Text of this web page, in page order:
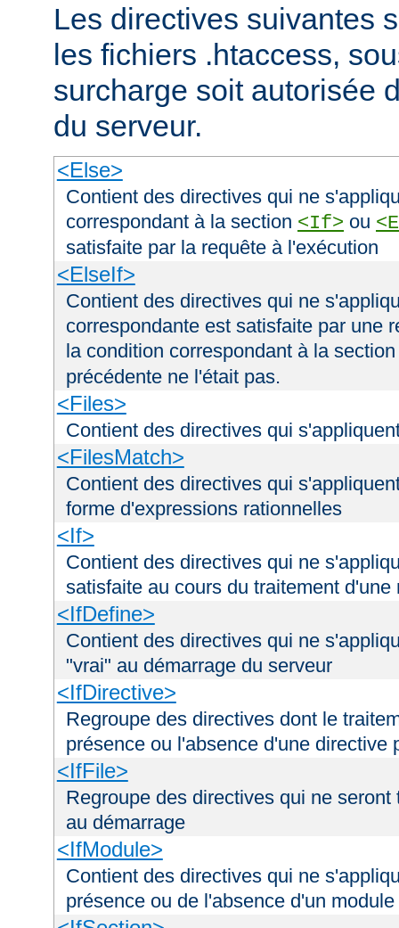
Les directives suivantes
les fichiers .htaccess,
surcharge soit autorisée
du serveur.
<Else>
Contient des directives qui ne
correspondant à la section <If> ou
satisfaite par la requête à l'exécution
<ElseIf>
Contient des directives qui ne
correspondante est satisfaite par une
la condition correspondant à la
précédente ne l'était pas.
<Files>
Contient des directives qui
<FilesMatch>
Contient des directives qui
forme d'expressions rationnelles
<If>
Contient des directives qui ne
satisfaite au cours du traitement d'une
<IfDefine>
Contient des directives qui ne
"vrai" au démarrage du serveur
<IfDirective>
Regroupe des directives dont le
présence ou l'absence d'une directive
<IfFile>
Regroupe des directives qui ne
au démarrage
<IfModule>
Contient des directives qui ne
présence ou de l'absence d'un